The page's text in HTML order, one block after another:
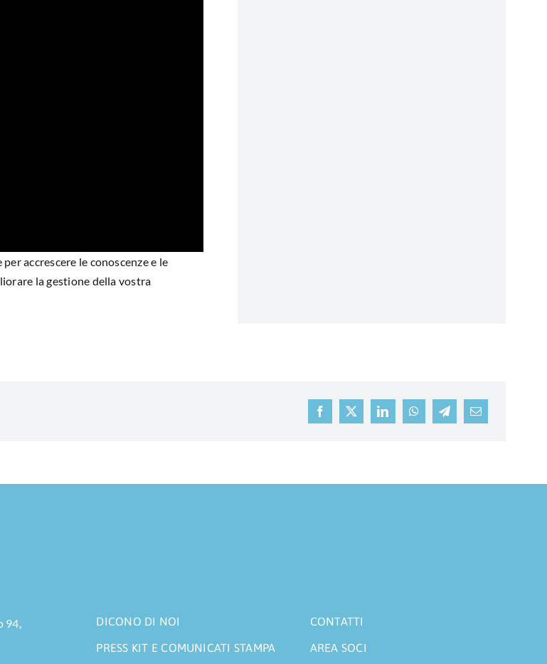
accrescere le conoscenze e le
la gestione della vostra
94,
DICONO DI NOI
PRESS KIT E COMUNICATI STAMPA
CONTATTI
AREA SOCI